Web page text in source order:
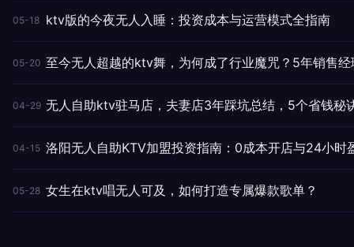
05-18 ktv版的今夜无人入睡：投资成本与运营模式全指南
05-20 至今无人超越的ktv舞，为何成了行业魔咒？5年销售
04-29 无人自助ktv驻马店，夫妻店3年踩坑总结，5个省钱秘
04-15 洛阳无人自助KTV加盟投资指南：0成本开店与24小时
05-28 女生在ktv唱无人可及，如何打造专属爆款歌单？